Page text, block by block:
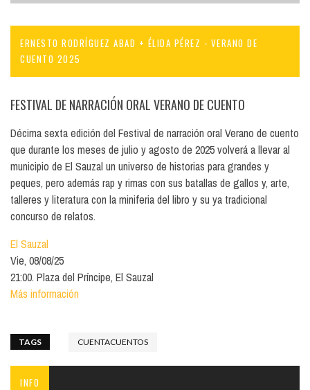
ERNESTO RODRÍGUEZ ABAD + ÉLIDA PÉREZ - VERANO DE
CUENTO 2025
FESTIVAL DE NARRACIÓN ORAL VERANO DE CUENTO
Décima sexta edición del Festival de narración oral Verano de cuento
que durante los meses de julio y agosto de 2025 volverá a llevar al
municipio de El Sauzal un universo de historias para grandes y
peques, pero además rap y rimas con sus batallas de gallos y, arte,
talleres y literatura con la miniferia del libro y su ya tradicional
concurso de relatos.
El Sauzal
Vie, 08/08/25
21:00. Plaza del Príncipe, El Sauzal
Más información
TAGS CUENTACUENTOS
INFO